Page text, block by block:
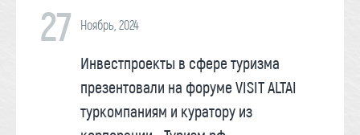
27 Ноябрь, 2024
Инвестпроекты в сфере туризма
презентовали на форуме VISIT ALTAI
туркомпаниям и куратору из